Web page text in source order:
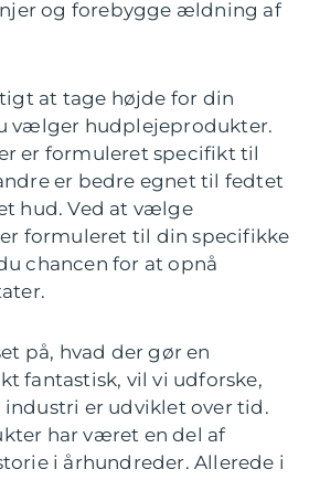
og forebygge ældning af
at tage højde for din
vælger hudplejeprodukter.
er formuleret specifikt til
er bedre egnet til fedtet
hud. Ved at vælge
formuleret til din specifikke
chancen for at opnå
på, hvad der gør en
fantastisk, vil vi udforske,
industri er udviklet over tid.
har været en del af
i århundreder. Allerede i